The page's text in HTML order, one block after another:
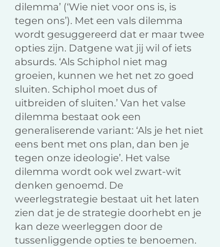
dilemma’ (‘Wie niet voor ons is, is
tegen ons’). Met een vals dilemma
wordt gesuggereerd dat er maar twee
opties zijn. Datgene wat jij wil of iets
absurds. ‘Als Schiphol niet mag
groeien, kunnen we het net zo goed
sluiten. Schiphol moet dus of
uitbreiden of sluiten.’ Van het valse
dilemma bestaat ook een
generaliserende variant: ‘Als je het niet
eens bent met ons plan, dan ben je
tegen onze ideologie’. Het valse
dilemma wordt ook wel zwart-wit
denken genoemd. De
weerlegstrategie bestaat uit het laten
zien dat je de strategie doorhebt en je
kan deze weerleggen door de
tussenliggende opties te benoemen.